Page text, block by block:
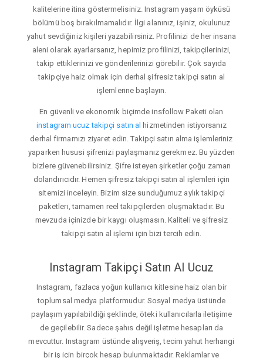
kalitelerine itina göstermelisiniz. Instagram yaşam öyküsü
bölümü boş bırakılmamalıdır. İlgi alanınız, işiniz, okulunuz
yahut sevdiğiniz kişileri yazabilirsiniz. Profilinizi de her insana
aleni olarak ayarlarsanız, hepimiz profilinizi, takipçilerinizi,
takip ettiklerinizi ve gönderilerinizi görebilir. Çok sayıda
takipçiye haiz olmak için derhal şifresiz takipçi satın al
işlemlerine başlayın.
En güvenli ve ekonomik biçimde insfollow Paketi olan
instagram ucuz takipçi satın al hizmetinden istiyorsanız
derhal firmamızı ziyaret edin. Takipçi satın alma işlemleriniz
yaparken hususi şifrenizi paylaşmanız gerekmez. Bu yüzden
bizlere güvenebilirsiniz. Şifre isteyen şirketler çoğu zaman
dolandırıcıdır. Hemen şifresiz takipçi satın al işlemleri için
sitemizi inceleyin. Bizim size sunduğumuz aylık takipçi
paketleri, tamamen reel takipçilerden oluşmaktadır. Bu
mevzuda içinizde bir kaygı oluşmasın. Kaliteli ve şifresiz
takipçi satın al işlemi için bizi tercih edin.
Instagram Takipçi Satın Al Ucuz
Instagram, fazlaca yoğun kullanıcı kitlesine haiz olan bir
toplumsal medya platformudur. Sosyal medya üstünde
paylaşım yapılabildiği şeklinde, öteki kullanıcılarla iletişime
de geçilebilir. Sadece şahıs değil işletme hesapları da
mevcuttur. Instagram üstünde alışveriş, tecim yahut herhangi
bir iş için birçok hesap bulunmaktadır. Reklamlar ve